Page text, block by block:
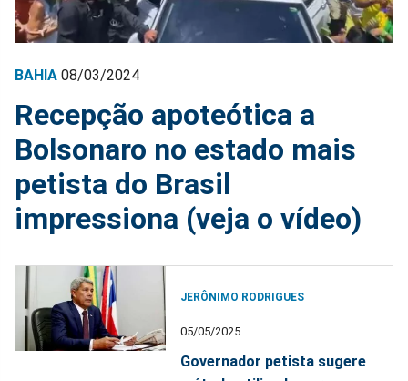
BAHIA 08/03/2024
Recepção apoteótica a
Bolsonaro no estado mais
petista do Brasil
impressiona (veja o vídeo)
JERÔNIMO RODRIGUES
05/05/2025
Governador petista sugere